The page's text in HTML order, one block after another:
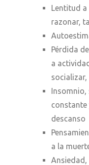
Lentitud a
razonar,
Pérdida
a
Insomnio,
constante
descanso
a la